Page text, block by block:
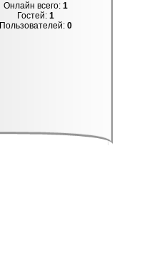
Онлайн всего: 1
Гостей: 1
Пользователей: 0